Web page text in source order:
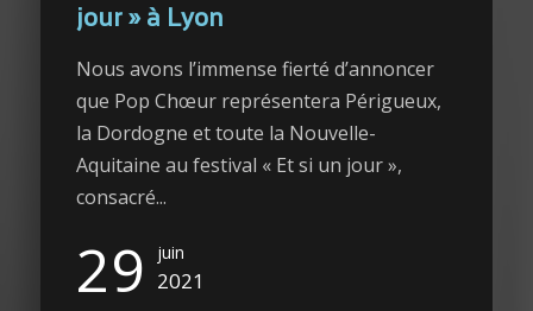
jour » à Lyon
Nous avons l’immense fierté d’annoncer
que Pop Chœur représentera Périgueux,
la Dordogne et toute la Nouvelle-
Aquitaine au festival « Et si un jour »,
consacré...
29 juin
2021